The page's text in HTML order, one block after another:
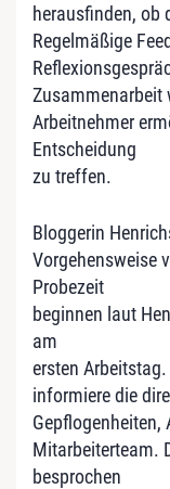
herausfinden, ob
Regelmäßige
Zusammenarbeit
Arbeitnehmer
Entscheidung
zu treffen.
Bloggerin
Vorgehensweise
Probezeit
beginnen laut
am
ersten
informiere die
Gepflogenheiten,
Mitarbeiterteam.
besprochen